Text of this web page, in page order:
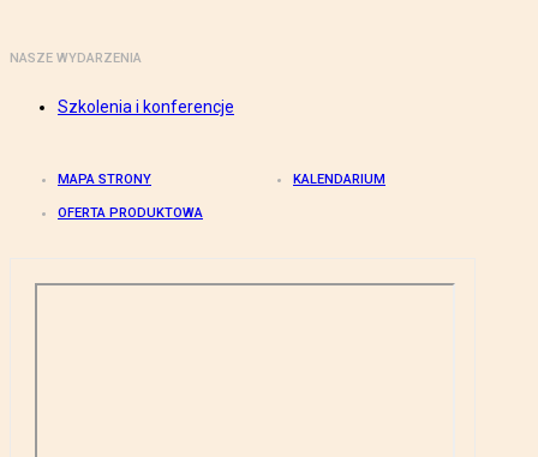
NASZE WYDARZENIA
Szkolenia i konferencje
MAPA STRONY KALENDARIUM
OFERTA PRODUKTOWA